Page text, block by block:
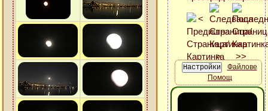
Файлове
Помощ